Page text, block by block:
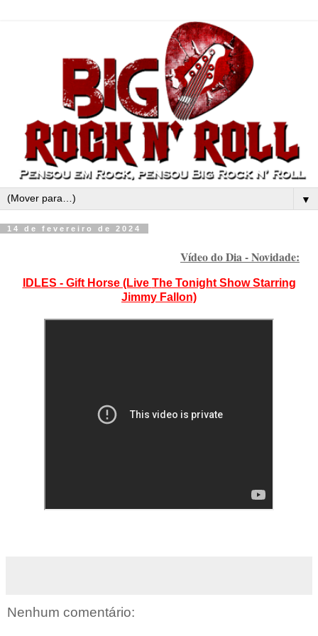
▼
14 de fevereiro de 2024
Vídeo do Dia - Novidade:
IDLES - Gift Horse (Live The Tonight Show Starring
Jimmy Fallon)
Nenhum comentário: